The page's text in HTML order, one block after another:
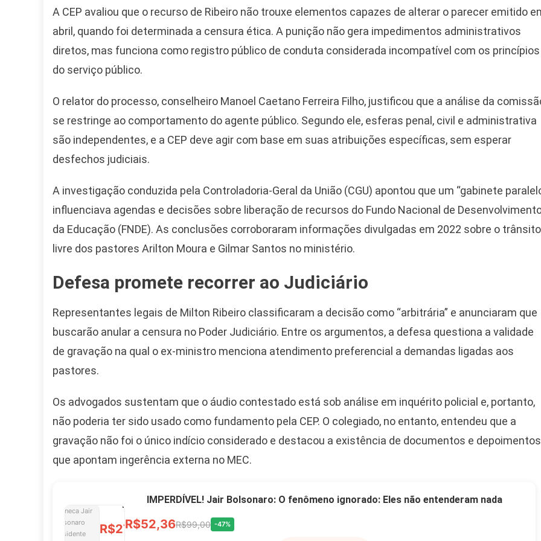
A CEP avaliou que o recurso de Ribeiro não trouxe elementos capazes de alterar o parecer emitido
abril, quando foi determinada a censura ética. A punição não gera impedimentos administrativos
diretos, mas funciona como registro público de conduta considerada incompatível com os princípios
do serviço público.
O relator do processo, conselheiro Manoel Caetano Ferreira Filho, justificou que a análise da
se restringe ao comportamento do agente público. Segundo ele, esferas penal, civil e administrativa
são independentes, e a CEP deve agir com base em suas atribuições específicas, sem esperar
desfechos judiciais.
A investigação conduzida pela Controladoria-Geral da União (CGU) apontou que um “gabinete
influenciava agendas e decisões sobre liberação de recursos do Fundo Nacional de
da Educação (FNDE). As conclusões corroboraram informações divulgadas em 2022 sobre o trânsito
livre dos pastores Arilton Moura e Gilmar Santos no ministério.
Defesa promete recorrer ao Judiciário
Representantes legais de Milton Ribeiro classificaram a decisão como “arbitrária” e anunciaram que
buscarão anular a censura no Poder Judiciário. Entre os argumentos, a defesa questiona a validade
de gravação na qual o ex-ministro menciona atendimento preferencial a demandas ligadas aos
pastores.
Os advogados sustentam que o áudio contestado está sob análise em inquérito policial e, portanto,
não poderia ter sido usado como fundamento pela CEP. O colegiado, no entanto, entendeu que a
gravação não foi o único indício considerado e destacou a existência de documentos e depoimentos
que apontam ingerência externa no MEC.
Camiseta Camisa
2026 Pátria Brasil 6 X
10,00 S/JUROS
Ver no MERCADO
LIVRE
Presidente Porcelana
Personalizada
R$27,99R$49,00 -43%
IMPERDÍVEL! Jair Bolsonaro: O fenômeno ignorado: Eles não entenderam nada
R$52,36R$99,00 -47%